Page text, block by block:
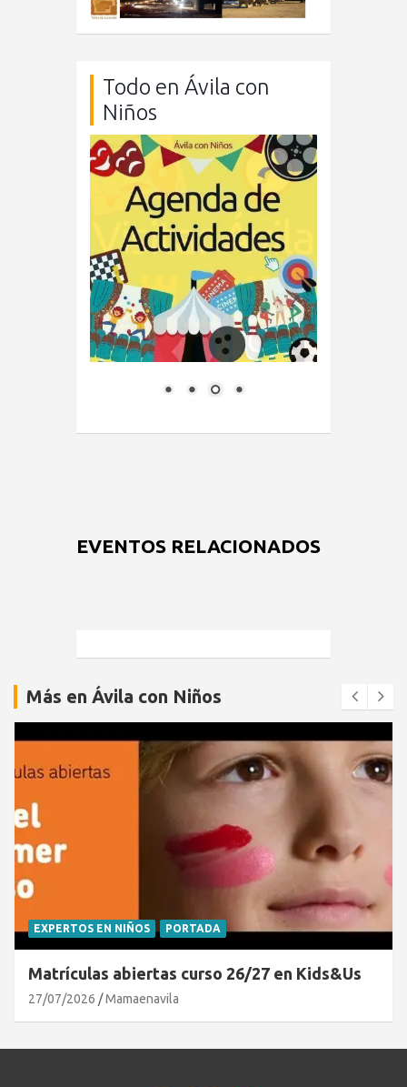
Todo en Ávila con
Niños
EVENTOS RELACIONADOS
Más en Ávila con Niños
EXPERTOS EN NIÑOS PORTADA
Matrículas abiertas curso 26/27 en Kids&Us
27/07/2026 Mamaenavila